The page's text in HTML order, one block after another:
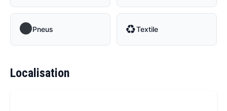
Pneus ♻Textile
Localisation